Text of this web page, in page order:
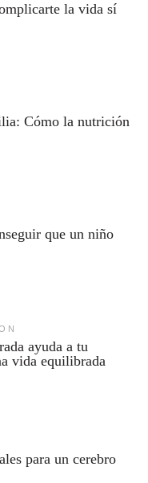
la vida sí
Cómo la nutrición
que un niño
ayuda a tu
vida equilibrada
para un cerebro